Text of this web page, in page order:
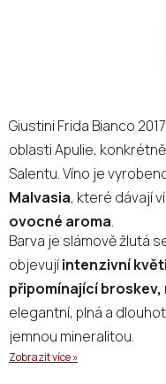
Giustini Frida Bianco
oblasti Apulie,
Salentu. Víno je
Malvasia, které dávají
ovocné aroma.
Barva je slámově žlutá
objevujíintenzivní
připomínající
elegantní, plná a
jemnou mineralitou.
Zobrazit více »